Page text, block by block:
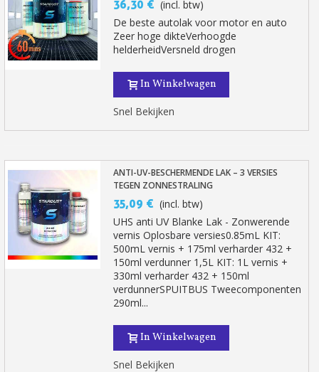
36,30 € (incl. btw)
De beste autolak voor motor en auto
Zeer hoge dikteVerhoogde
helderheidVersneld drogen
In Winkelwagen
Snel Bekijken
ANTI-UV-BESCHERMENDE LAK – 3 VERSIES
TEGEN ZONNESTRALING
35,09 € (incl. btw)
UHS anti UV Blanke Lak - Zonwerende
vernis Oplosbare versies0.85mL KIT:
500mL vernis + 175ml verharder 432 +
150ml verdunner 1,5L KIT: 1L vernis +
330ml verharder 432 + 150ml
verdunnerSPUITBUS Tweecomponenten
290ml...
In Winkelwagen
Snel Bekijken